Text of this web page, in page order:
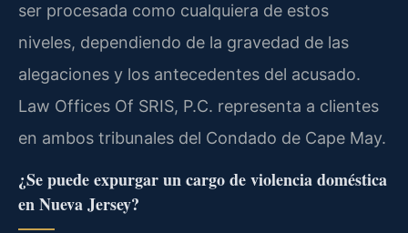
ser procesada como cualquiera de estos
niveles, dependiendo de la gravedad de las
alegaciones y los antecedentes del acusado.
Law Offices Of SRIS, P.C. representa a clientes
en ambos tribunales del Condado de Cape May.
¿Se puede expurgar un cargo de violencia doméstica
en Nueva Jersey?